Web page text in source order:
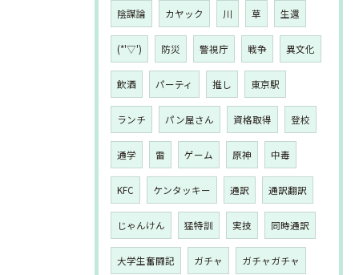
陰謀論 カヤック 川 草 生還
(*'▽') 防災 警視庁 戦争 異文化
飲酒 パーティ 推し 東京駅
ランチ パン屋さん 資格取得 登校
通学 雷 ゲーム 原神 中毒
KFC ケンタッキー 通訳 通訳翻訳
じゃんけん 猛特訓 実技 同時通訳
大学生奮闘記 ガチャ ガチャガチャ